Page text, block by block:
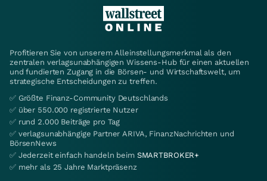
Profitieren Sie von unserem Alleinstellungsmerkmal als den
zentralen verlagsunabhängigen Wissens-Hub für einen aktuellen
und fundierten Zugang in die Börsen- und Wirtschaftswelt, um
strategische Entscheidungen zu treffen.
✅ Größte Finanz-Community Deutschlands
✅ über 550.000 registrierte Nutzer
✅ rund 2.000 Beiträge pro Tag
✅ verlagsunabhängige Partner ARIVA, FinanzNachrichten und
BörsenNews
✅ Jederzeit einfach handeln beim SMARTBROKER+
✅ mehr als 25 Jahre Marktpräsenz